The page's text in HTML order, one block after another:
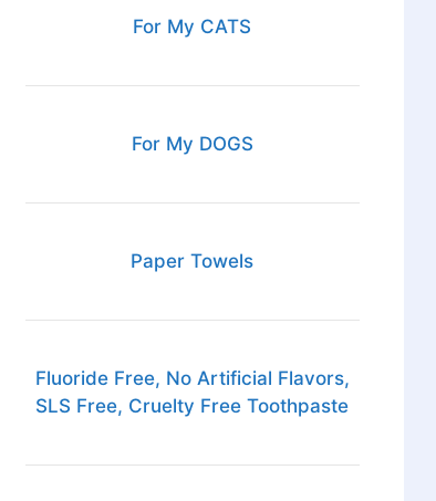
For My CATS
For My DOGS
Paper Towels
Fluoride Free, No Artificial Flavors,
SLS Free, Cruelty Free Toothpaste